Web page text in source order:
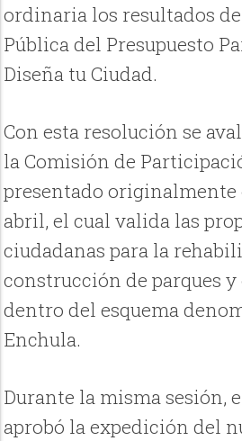
ordinaria los resultados
Pública del Presupuesto
Diseña tu Ciudad.
Con esta resolución se
la Comisión de
presentado originalmente
abril, el cual valida las
ciudadanas para la
construcción de parques
dentro del esquema
Enchula.
Durante la misma sesión,
aprobó la expedición del